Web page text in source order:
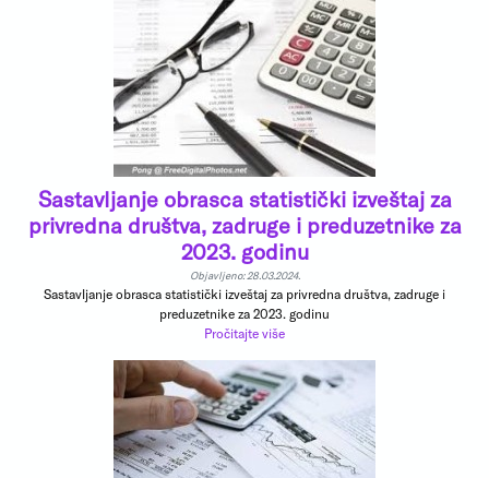
Sastavljanje obrasca statistički izveštaj za
privredna društva, zadruge i preduzetnike za
2023. godinu
Objavljeno: 28.03.2024.
Sastavljanje obrasca statistički izveštaj za privredna društva, zadruge i
preduzetnike za 2023. godinu
Pročitajte više